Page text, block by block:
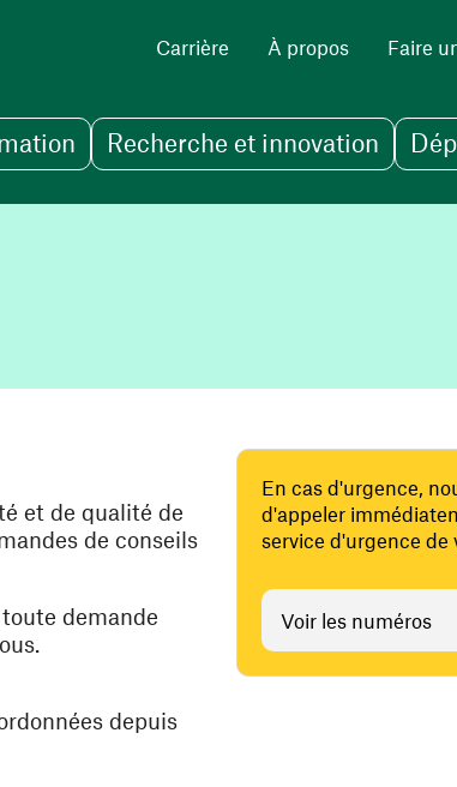
Carrière À propos Faire
Recherche et innovation
et de qualité de
de conseils
demande
depuis
En cas d'urgence,
d'appeler
service d'urgence de
Voir les numéros